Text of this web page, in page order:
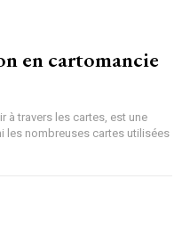
en cartomancie
à travers les cartes, est une
les nombreuses cartes utilisées